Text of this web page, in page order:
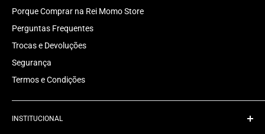
Porque Comprar na Rei Momo Store
Perguntas Frequentes
Trocas e Devoluções
Segurança
Termos e Condições
INSTITUCIONAL